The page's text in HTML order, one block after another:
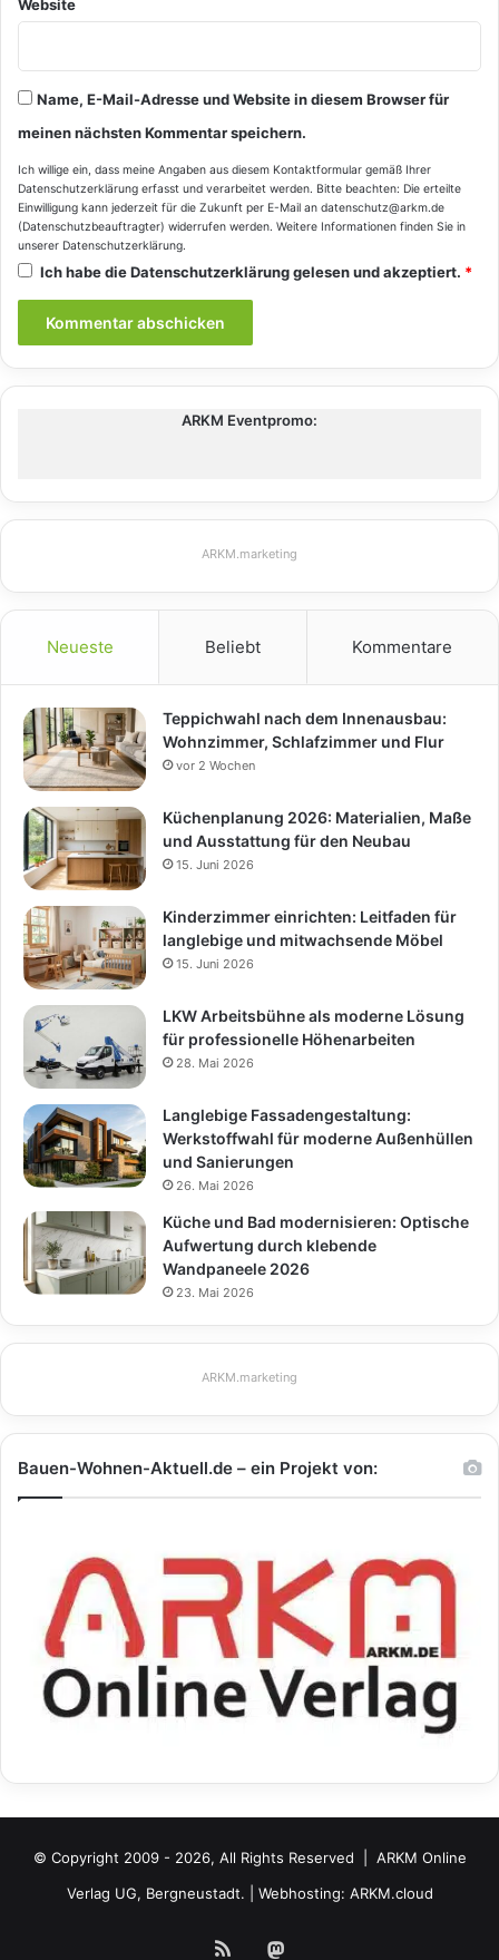
Website
Name, E-Mail-Adresse und Website in diesem Browser für
meinen nächsten Kommentar speichern.
Ich willige ein, dass meine Angaben aus diesem Kontaktformular gemäß Ihrer
Datenschutzerklärung erfasst und verarbeitet werden. Bitte beachten: Die erteilte
Einwilligung kann jederzeit für die Zukunft per E-Mail an datenschutz@arkm.de
(Datenschutzbeauftragter) widerrufen werden. Weitere Informationen finden Sie in
unserer Datenschutzerklärung.
Ich habe dieDatenschutzerklärunggelesen und akzeptiert. *
ARKM Eventpromo:
ARKM.marketing
Neueste Beliebt Kommentare
Teppichwahl nach dem Innenausbau:
Wohnzimmer, Schlafzimmer und Flur
vor 2 Wochen
Küchenplanung 2026: Materialien, Maße
und Ausstattung für den Neubau
15. Juni 2026
Kinderzimmer einrichten: Leitfaden für
langlebige und mitwachsende Möbel
15. Juni 2026
LKW Arbeitsbühne als moderne Lösung
für professionelle Höhenarbeiten
28. Mai 2026
Langlebige Fassadengestaltung:
Werkstoffwahl für moderne Außenhüllen
und Sanierungen
26. Mai 2026
Küche und Bad modernisieren: Optische
Aufwertung durch klebende
Wandpaneele 2026
23. Mai 2026
ARKM.marketing
Bauen-Wohnen-Aktuell.de – ein Projekt von:
© Copyright 2009 - 2026, All Rights Reserved | ARKM Online
Verlag UG, Bergneustadt. | Webhosting: ARKM.cloud
RSS